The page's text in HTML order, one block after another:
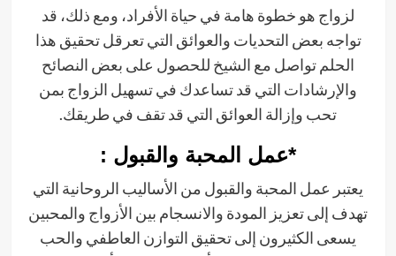
لزواج هو خطوة هامة في حياة الأفراد، ومع ذلك، قد
تواجه بعض التحديات والعوائق التي تعرقل تحقيق هذا
الحلم تواصل مع الشيخ للحصول على بعض النصائح
والإرشادات التي قد تساعدك في تسهيل الزواج بمن
تحب وإزالة العوائق التي قد تقف في طريقك.
*عمل المحبة والقبول :
يعتبر عمل المحبة والقبول من الأساليب الروحانية التي
تهدف إلى تعزيز المودة والانسجام بين الأزواج والمحبين
يسعى الكثيرون إلى تحقيق التوازن العاطفي والحب